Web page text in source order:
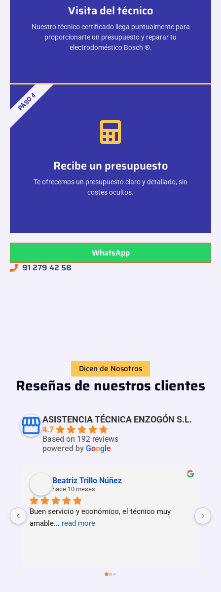
Visita del técnico
Nuestro técnico certificado llega puntualmente para
proporcionarte un presupuesto y reparar tu
electrodoméstico Bosch ®.
Recibe un presupuesto
Te ofrecemos un presupuesto claro y detallado, sin
costes ocultos.
PASO 4
WhatsApp
91 279 42 58
Dicen de Nosotros
Reseñas de nuestros clientes
ASISTENCIA TÉCNICA ENZOGÓN S.L.
4.7
Based on 192 reviews
powered by Google
Beatriz Trillo Núñez
hace 10 meses
Buen servicio y económico, el técnico muy
amable... read more